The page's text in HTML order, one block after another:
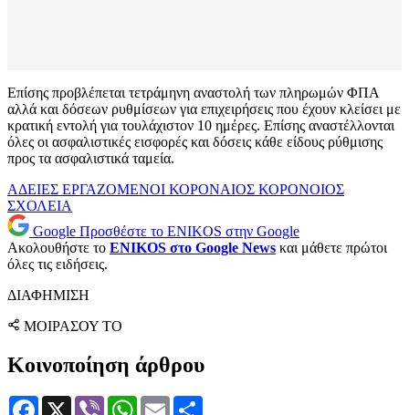
Επίσης προβλέπεται τετράμηνη αναστολή των πληρωμών ΦΠΑ
αλλά και δόσεων ρυθμίσεων για επιχειρήσεις που έχουν κλείσει με
κρατική εντολή για τουλάχιστον 10 ημέρες. Επίσης αναστέλλονται
όλες οι ασφαλιστικές εισφορές και δόσεις κάθε είδους ρύθμισης
προς τα ασφαλιστικά ταμεία.
ΑΔΕΙΕΣ ΕΡΓΑΖΟΜΕΝΟΙ ΚΟΡΟΝΑΙΟΣ ΚΟΡΟΝΟΙΟΣ
ΣΧΟΛΕΙΑ
Google Προσθέστε το ENIKOS στην Google
Ακολουθήστε το ENIKOS στο Google News και μάθετε πρώτοι
όλες τις ειδήσεις.
ΔΙΑΦΗΜΙΣΗ
ΜΟΙΡΑΣΟΥ ΤΟ
Κοινοποίηση άρθρου
Facebook
X Viber WhatsApp
Email